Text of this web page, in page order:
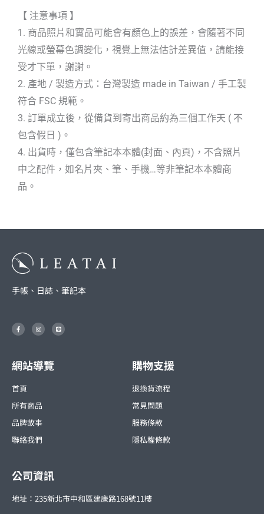
【 注意事項 】
1. 商品照片和實品可能會有顏色上的誤差，會隨著不同
光線或螢幕色調變化，視覺上無法估計差異值，請能接
受才下單，謝謝。
2. 產地 / 製造方式：台灣製造 made in Taiwan / 手工製
符合 FSC 規範。
3. 訂單成立後，從備貨到寄出商品約為三個工作天 ( 不
包含假日 )。
4. 出貨時，僅包含筆記本本體(封面、內頁)，不含照片
中之配件，如名片夾、筆、手機…等非筆記本本體商
品。
手帳、日誌、筆記本
F
a
c
k
-
I
n
s
r
a
m
L
i
n
網站導覽
首頁
所有商品
品牌故事
聯絡我們
購物支援
退換貨流程
常見問題
服務條款
隱私權條款
公司資訊
地址：235新北市中和區建康路168號11樓